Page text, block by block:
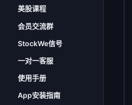
美股课程
会员交流群
StockWe信号
一对一客服
使用手册
App安装指南